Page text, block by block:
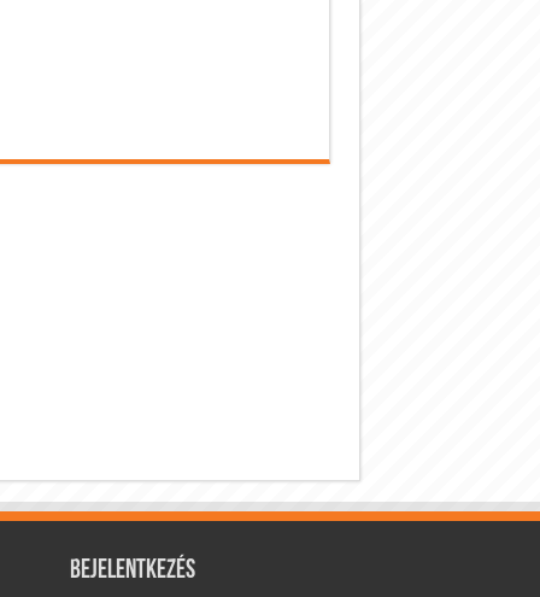
Bejelentkezés